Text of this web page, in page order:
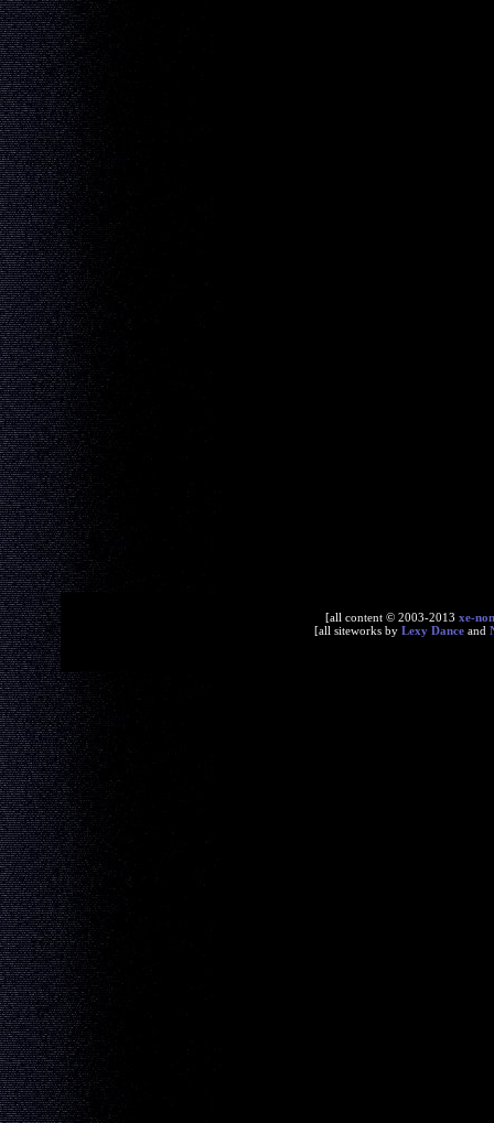
[all content © 2003-2013 xe-
[all siteworks by Lexy Dance and